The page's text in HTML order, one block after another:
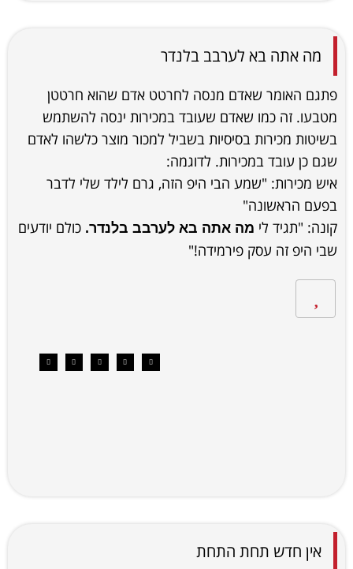
מה אתה בא לערבב בלנדר
פתגם האומר שאדם מנסה לחרטט אדם שהוא חרטטן
מטבעו. זה כמו שאדם שעובד במכירות ינסה להשתמש
בשיטות מכירות בסיסיות בשביל למכור מוצר כלשהו לאדם
שגם כן עובד במכירות. לדוגמה:
איש מכירות: "שמע הבי היפ הזה, גרם לילד שלי לדבר
בפעם הראשונה"
קונה: "תגיד לי מה אתה בא לערבב בלנדר. כולם יודעים
שבי היפ זה עסק פירמידה!"
אין חדש תחת התחת